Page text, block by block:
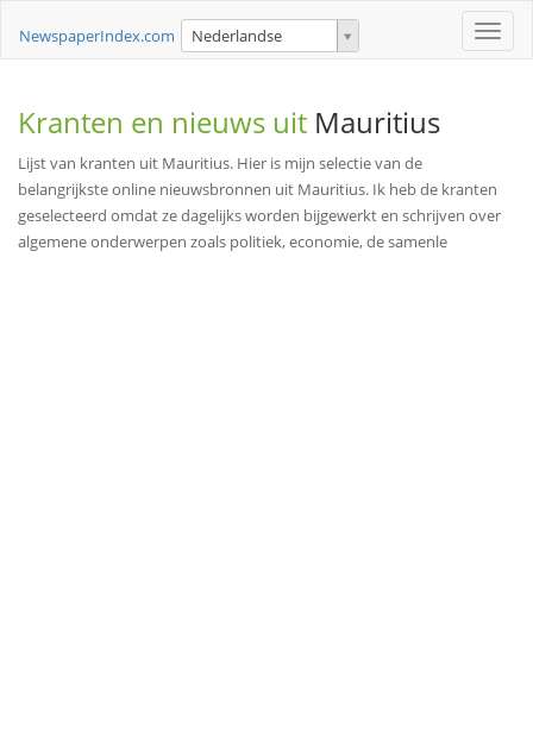
Toggle
NewspaperIndex.com Nederlandse
Kranten en nieuws uit Mauritius
Lijst van kranten uit Mauritius. Hier is mijn selectie van de
belangrijkste online nieuwsbronnen uit Mauritius. Ik heb de kranten
geselecteerd omdat ze dagelijks worden bijgewerkt en schrijven over
algemene onderwerpen zoals politiek, economie, de samenle